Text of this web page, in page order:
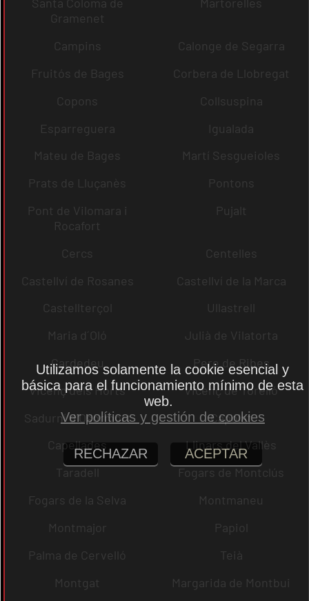
Gramenet
Campins
Calonge de Segarra
Fruitós de Bages
Corbera de Llobregat
Copons
Collsuspina
Esparreguera
Igualada
Mateu de Bages
Martí Sesgueioles
Prats de Lluçanès
Pontons
Pont de Vilomara i
Rocafort
Pujalt
Cercs
Centelles
Castellví de Rosanes
Castellví de la Marca
Castellterçol
Ullastrell
Maria d´Oló
Julià de Vilatorta
Cardedeu
Pere de Ribes
Vicenç dels Horts
Vicenç de Torelló
Sadurní d´Osormort
Capolat
Capellades
Llinars del Vallès
Taradell
Fogars de Montclús
Fogars de la Selva
Montmaneu
Montmajor
Papiol
Palma de Cervelló
Teià
Montgat
Margarida de Montbui
Utilizamos solamente la cookie esencial y
básica para el funcionamiento mínimo de esta
web.
Ver políticas y gestión de cookies
RECHAZAR ACEPTAR